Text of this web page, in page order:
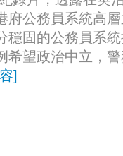
府公務員系統高
穩固的公務員系
希望政治中立，
]